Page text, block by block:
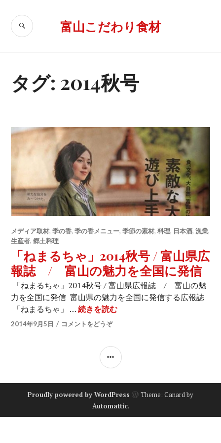
ツ
富山こだわり食材
検
タグ: 2014秋号
メディア取材,季の香,季の香メニュー,季節の素材,料理, 日本酒,漁業,
生産者,郷土料理
「ねまるちゃ」2014秋号 / 富山県広
報誌 / 富山の魅力を全国に発信
「ねまるちゃ」2014秋号 / 富山県広報誌 / 富山の魅
力を全国に発信 富山県の魅力を全国に発信する広報誌
「ねまるちゃ」 …続きを読む
2014年9月5日 コメントをどうぞ
サ
ド
バ
Proudly powered by WordPress
Theme: Canard by
Automattic.